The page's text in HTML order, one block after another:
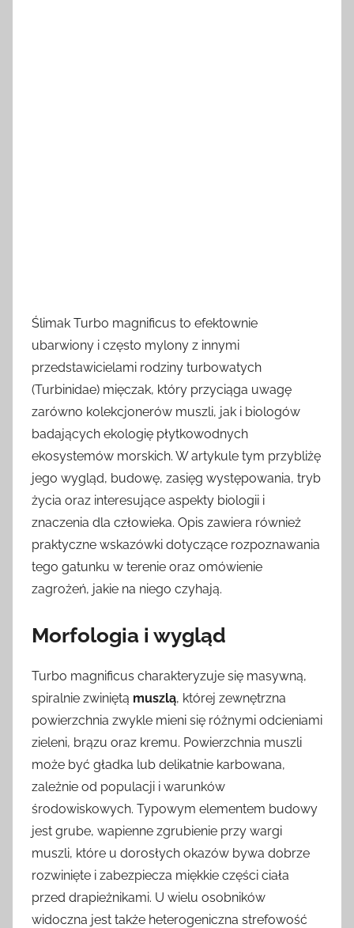
Ślimak Turbo magnificus to efektownie
ubarwiony i często mylony z innymi
przedstawicielami rodziny turbowatych
(Turbinidae) mięczak, który przyciąga uwagę
zarówno kolekcjonerów muszli, jak i biologów
badających ekologię płytkowodnych
ekosystemów morskich. W artykule tym przybliżę
jego wygląd, budowę, zasięg występowania, tryb
życia oraz interesujące aspekty biologii i
znaczenia dla człowieka. Opis zawiera również
praktyczne wskazówki dotyczące rozpoznawania
tego gatunku w terenie oraz omówienie
zagrożeń, jakie na niego czyhają.
Morfologia i wygląd
Turbo magnificus charakteryzuje się masywną,
spiralnie zwiniętą muszlą, której zewnętrzna
powierzchnia zwykle mieni się różnymi odcieniami
zieleni, brązu oraz kremu. Powierzchnia muszli
może być gładka lub delikatnie karbowana,
zależnie od populacji i warunków
środowiskowych. Typowym elementem budowy
jest grube, wapienne zgrubienie przy wargi
muszli, które u dorosłych okazów bywa dobrze
rozwinięte i zabezpiecza miękkie części ciała
przed drapieżnikami. U wielu osobników
widoczna jest także heterogeniczna strefowość